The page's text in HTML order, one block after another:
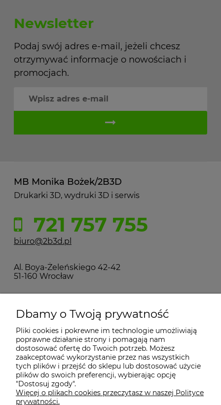
Newsletter
Podaj swój adres e-mail, jeżeli chcesz
otrzymywać informacje o nowościach i
promocjach.
MB Monika Bożek/2B3D
Drukarki 3D, wydruki 3D i serwis
721 757 755
biuro@2b3d.pl
Al. Boya-Żeleńskiego 42-42
51-160 Wrocław
MOJE KONTO
PŁATNOŚCI I DOSTAWA
INFORMACJE
KONTAKT
Dbamy o Twoją prywatność
Pliki cookies i pokrewne im technologie umożliwiają
poprawne działanie strony i pomagają nam
dostosować ofertę do Twoich potrzeb. Możesz
zaakceptować wykorzystanie przez nas wszystkich
tych plików i przejść do sklepu lub dostosować użycie
plików do swoich preferencji, wybierając opcję
"Dostosuj zgody".
Więcej o plikach cookies przeczytasz w naszej Polityce
prywatności.